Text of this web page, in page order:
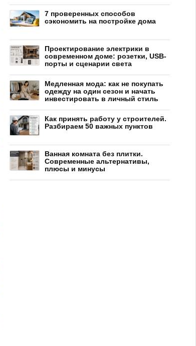
7 проверенных способов
сэкономить на постройке дома
Проектирование электрики в
современном доме: розетки, USB-
порты и сценарии света
Медленная мода: как не покупать
одежду на один сезон и начать
инвестировать в личный стиль
Как принять работу у строителей.
Разбираем 50 важных пунктов
Ванная комната без плитки.
Современные альтернативы,
плюсы и минусы